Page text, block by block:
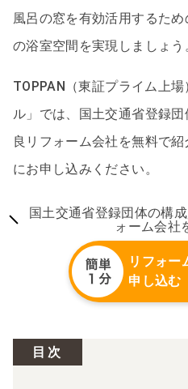
風呂の窓を有効活用するた
の浴室空間を実現しましょう
TOPPAN（東証プライム上
ル」では、国土交通省登録
良リフォーム会社を無料で
にお申し込みください。
国土交通省登録団体の構
ォーム会社
リフォー
申し込む
目次